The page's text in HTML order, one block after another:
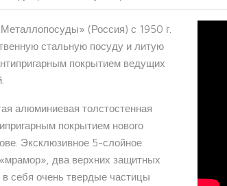
(Россия) с 1950 г.
стальную посуду и литую
покрытием ведущих
алюминиевая толстостенная
покрытием нового
Эксклюзивное 5-слойное
два верхних защитных
себя очень твердые частицы